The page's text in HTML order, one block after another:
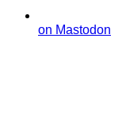
on Mastodon